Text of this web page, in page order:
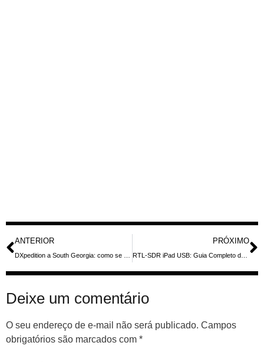
ANTERIOR
DXpedition a South Georgia: como se planeja uma ativação rara
PRÓXIMO
RTL-SDR iPad USB: Guia Completo de Conexão e Usos
Deixe um comentário
O seu endereço de e-mail não será publicado. Campos
obrigatórios são marcados com *